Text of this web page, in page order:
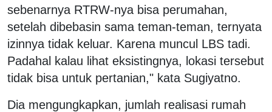
sebenarnya RTRW-nya bisa perumahan,
setelah dibebasin sama teman-teman, ternyata
izinnya tidak keluar. Karena muncul LBS tadi.
Padahal kalau lihat eksistingnya, lokasi tersebut
tidak bisa untuk pertanian," kata Sugiyatno.
Dia mengungkapkan, jumlah realisasi rumah